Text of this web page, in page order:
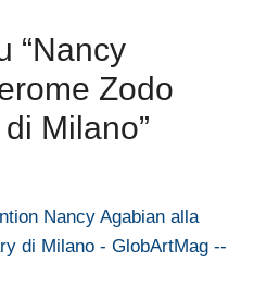
“Nancy
Zodo
Milano”
Nancy Agabian alla
di Milano - GlobArtMag --